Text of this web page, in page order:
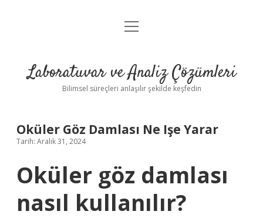
Anasayfa
Yasal Uyarı
menüyü
Laboratuvar ve Analiz Çözümleri
Bilimsel süreçleri anlaşılır şekilde keşfedin
Oküler Göz Damlası Ne Işe Yarar
Tarih: Aralık 31, 2024
Oküler göz damlası
nasıl kullanılır?